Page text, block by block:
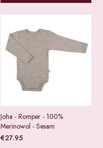
Joha - Romper - 100%
Merinowol - Sesam
€27.95